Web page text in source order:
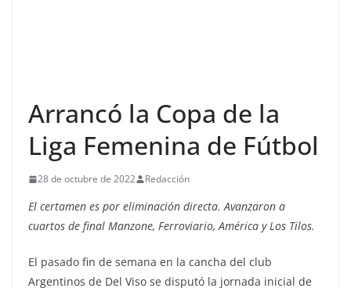
Arrancó la Copa de la
Liga Femenina de Fútbol
28 de octubre de 2022 Redacción
El certamen es por eliminación directa. Avanzaron a
cuartos de final Manzone, Ferroviario, América y Los Tilos.
El pasado fin de semana en la cancha del club
Argentinos de Del Viso se disputó la jornada inicial de